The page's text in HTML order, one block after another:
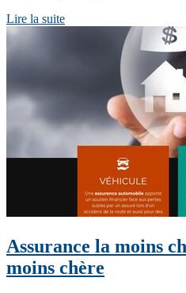
Lire la suite
Assurance la moins
moins chère